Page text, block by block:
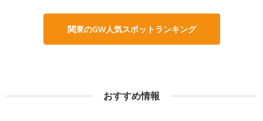
関東のGW人気スポットランキング
おすすめ情報